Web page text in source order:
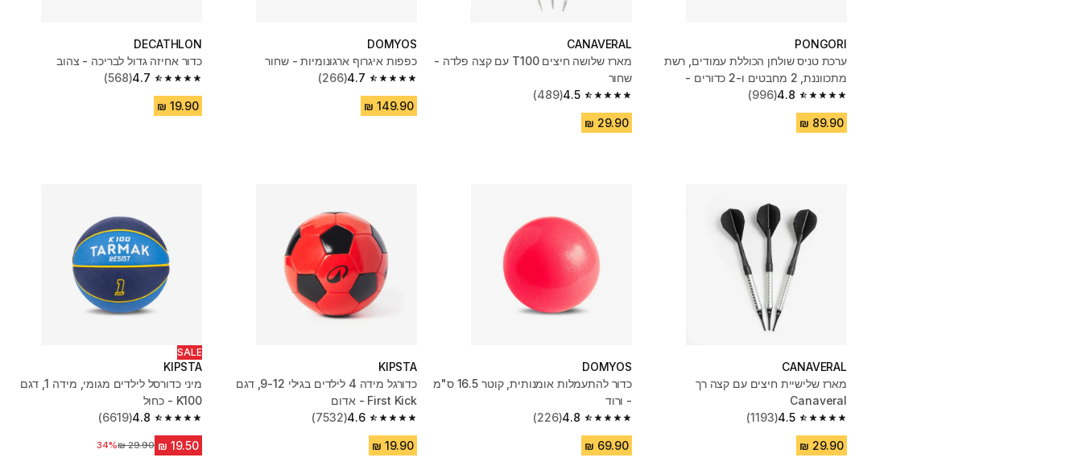
PONGORI
ערכת טניס שולחן הכוללת עמודים, רשת
מתכווננת, 2 מחבטים ו-2 כדורים -
לבן/אפור
4.8
4.8 out of 5 stars from 996 reviews
(996)
CANAVERAL
מארז שלושה חיצים T100 עם קצה פלדה -
שחור
4.5
4.5 out of 5 stars from 489 reviews
(489)
DOMYOS
כפפות איגרוף ארגונומיות - שחור
4.7
4.7 out of 5 stars from 266 reviews
(266)
DECATHLON
כדור אחיזה גדול לבריכה - צהוב
4.7
4.7 out of 5 stars from 568 reviews
(568)
CANAVERAL
מארז שלישיית חיצים עם קצה רך
Canaveral
4.5
4.5 out of 5 stars from 1193 reviews
(1193)
DOMYOS
כדור להתעמלות אומנותית, קוטר 16.5 ס"מ
- ורוד
4.8
4.8 out of 5 stars from 226 reviews
(226)
KIPSTA
כדורגל מידה 4 לילדים בגילי 9-12, דגם
First Kick - אדום
4.6
4.6 out of 5 stars from 7532 reviews
(7532)
SALE
KIPSTA
מיני כדורסל לילדים מגומי, מידה 1, דגם
K100 - כחול
4.8
4.8 out of 5 stars from 6619 reviews
(6619)
מחיר לפני הנחה‏29.90 ₪
34%